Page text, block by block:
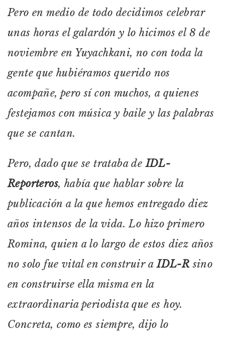
Pero en medio de todo decidimos celebrar
unas horas el galardón y lo hicimos el 8 de
noviembre en Yuyachkani, no con toda la
gente que hubiéramos querido nos
acompañe, pero sí con muchos, a quienes
festejamos con música y baile y las palabras
que se cantan.
Pero, dado que se trataba deIDL-
Reporteros, había que hablar sobre la
publicación a la que hemos entregado diez
años intensos de la vida. Lo hizo primero
Romina, quien a lo largo de estos diez años
no solo fue vital en construir aIDL-R sino
en construirse ella misma en la
extraordinaria periodista que es hoy.
Concreta, como es siempre, dijo lo